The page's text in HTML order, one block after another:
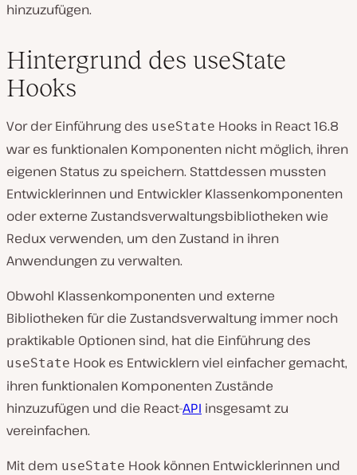
hinzuzufügen.
Hintergrund des useState
Hooks
Vor der Einführung des useState Hooks in React 16.8
war es funktionalen Komponenten nicht möglich, ihren
eigenen Status zu speichern. Stattdessen mussten
Entwicklerinnen und Entwickler Klassenkomponenten
oder externe Zustandsverwaltungsbibliotheken wie
Redux verwenden, um den Zustand in ihren
Anwendungen zu verwalten.
Obwohl Klassenkomponenten und externe
Bibliotheken für die Zustandsverwaltung immer noch
praktikable Optionen sind, hat die Einführung des
useState Hook es Entwicklern viel einfacher gemacht,
ihren funktionalen Komponenten Zustände
hinzuzufügen und die React-API insgesamt zu
vereinfachen.
Mit dem useState Hook können Entwicklerinnen und